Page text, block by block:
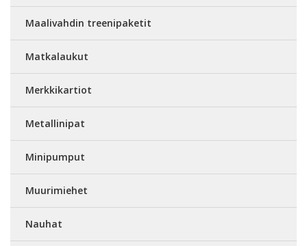
Maalivahdin treenipaketit
Matkalaukut
Merkkikartiot
Metallinipat
Minipumput
Muurimiehet
Nauhat